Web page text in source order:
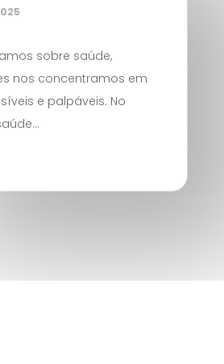
sobre saúde,
nos concentramos em
e palpáveis. No